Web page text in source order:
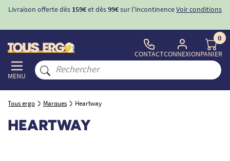
Livraison offerte dès 159€et dès99€sur l'incontinenceVoir conditions
MENU
CONTACTCONNEXION
0
PANIER
Tous ergo Marques Heartway
HEARTWAY